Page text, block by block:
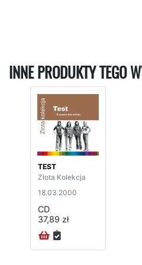
INNE PRODUKTY TEGO
TEST
Złota Kolekcja
18.03.2000
CD
37,89 zł